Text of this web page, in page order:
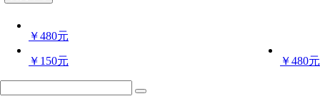
￥480元
￥480元
￥150元